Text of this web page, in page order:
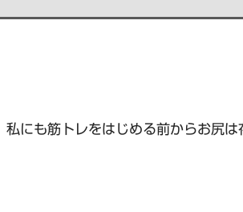
にも筋トレをはじめる前からお尻は